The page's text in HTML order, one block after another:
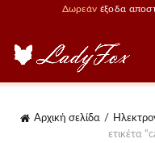
Δωρεάν έξοδα
Αρχική σελίδα
ετικέτα